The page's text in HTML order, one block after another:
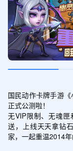
国民动作卡牌手游
正式公测啦！
无VIP限制、无魂
送，上线天天拿钻
家，一起重温2014年